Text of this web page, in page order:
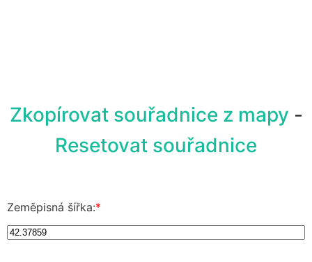
Zkopírovat souřadnice z mapy -
Resetovat souřadnice
Zeměpisná šířka:*